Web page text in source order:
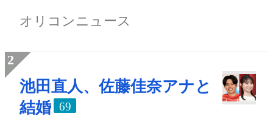
オリコンニュース
池田直人、佐藤佳奈アナと
結婚
69